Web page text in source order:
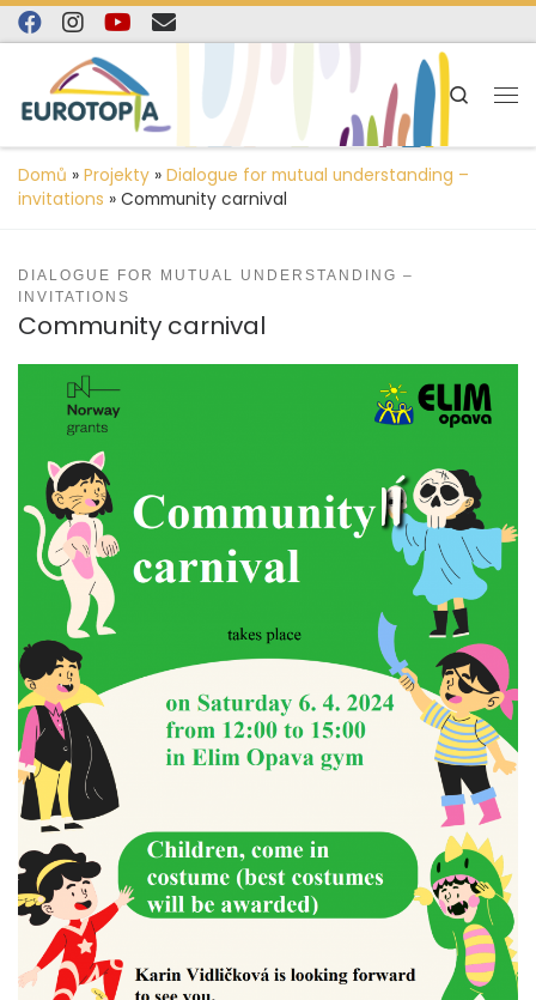
content
Skip to content
Search
Domů » Projekty » Dialogue for mutual understanding –
invitations » Community carnival
DIALOGUE FOR MUTUAL UNDERSTANDING –
INVITATIONS
Community carnival